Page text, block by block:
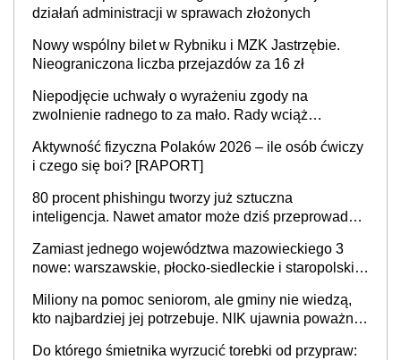
działań administracji w sprawach złożonych
Nowy wspólny bilet w Rybniku i MZK Jastrzębie.
Nieograniczona liczba przejazdów za 16 zł
Niepodjęcie uchwały o wyrażeniu zgody na
zwolnienie radnego to za mało. Rady wciąż
sprawy
Aktywność fizyczna Polaków 2026 – ile osób ćwiczy
i czego się boi? [RAPORT]
80 procent phishingu tworzy już sztuczna
inteligencja. Nawet amator może dziś przeprowadzić
Zamiast jednego województwa mazowieckiego 3
nowe: warszawskie, płocko-siedleckie i staropolskie.
stołecznych
Miliony na pomoc seniorom, ale gminy nie wiedzą,
kto najbardziej jej potrzebuje. NIK ujawnia poważną
Do którego śmietnika wyrzucić torebki od przypraw: